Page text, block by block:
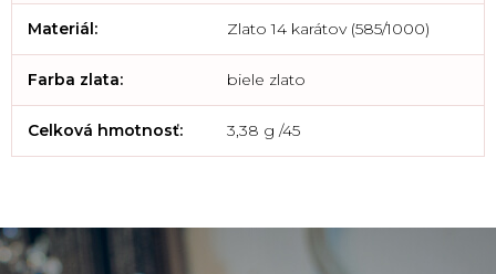
Materiál: Zlato 14 karátov (585/1000)
Farba zlata: biele zlato
Celková hmotnosť: 3,38 g /45